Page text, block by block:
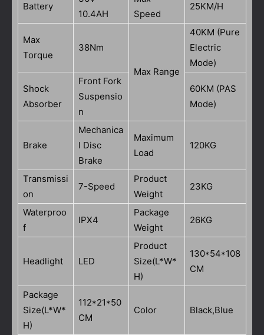
Battery
10.4AH
Speed
25KM/H
Max
Torque
38Nm
Max Range
40KM (Pure
Electric
Mode)
Shock
Absorber
Front Fork
Suspensio
n
60KM (PAS
Mode)
Brake
Mechanica
l Disc
Brake
Maximum
Load
120KG
Transmissi
on
7-Speed
Product
Weight
23KG
Waterproo
f
IPX4
Package
Weight
26KG
Headlight LED
Product
Size(L*W*
H)
130*54*108
CM
Package
Size(L*W*
H)
112*21*50
CM
Color Black,Blue